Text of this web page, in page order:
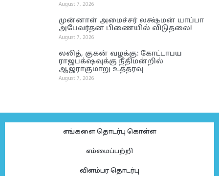
August 7, 2026
முன்னாள் அமைச்சர் லக்ஷ்மன் யாப்பா
அபேவர்தன பிணையில் விடுதலை!
August 7, 2026
லலித், குகன் வழக்கு: கோட்டாபய
ராஜபக்‌ஷவுக்கு நீதிமன்றில்
ஆஜராகுமாறு உத்தரவு
August 7, 2026
எங்களை தொடர்பு கொள்ள
எம்மைப்பற்றி
விளம்பர தொடர்பு